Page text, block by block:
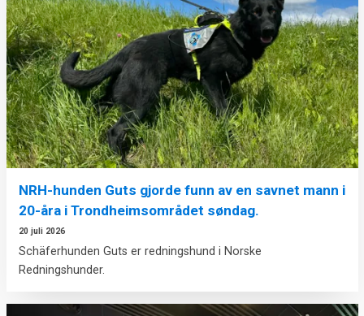
NRH-hunden Guts gjorde funn av en savnet mann i
20-åra i Trondheimsområdet søndag.
20 juli 2026
Schäferhunden Guts er redningshund i Norske
Redningshunder.